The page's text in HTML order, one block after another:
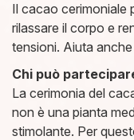
Il cacao cerimoniale
rilassare il corpo e
tensioni. Aiuta
Chi può
La cerimonia del
non è una pianta
stimolante. Per